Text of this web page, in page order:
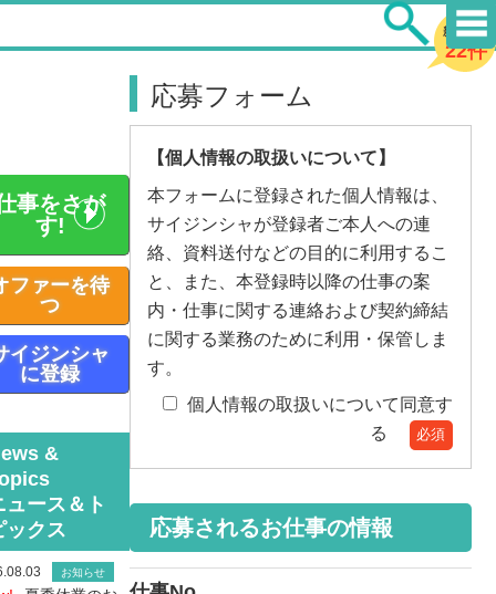
新着求人
22件
応募フォーム
【個人情報の取扱いについて】
本フォームに登録された個人情報は、
サイジンシャが登録者ご本人への連
絡、資料送付などの目的に利用するこ
と、また、本登録時以降の仕事の案
内・仕事に関する連絡および契約締結
に関する業務のために利用・保管しま
す。
個人情報の取扱いについて同意す
る
必須
応募されるお仕事の情報
事をさが
す!
ファーを待
つ
イジンシャ
に登録
&
ュース＆ト
ックス
お知らせ